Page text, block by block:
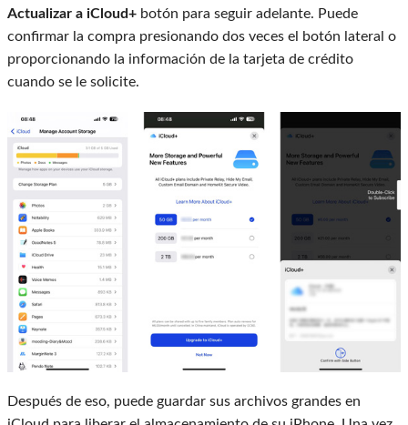
Actualizar a iCloud+ botón para seguir adelante. Puede
confirmar la compra presionando dos veces el botón lateral o
proporcionando la información de la tarjeta de crédito
cuando se le solicite.
Después de eso, puede guardar sus archivos grandes en